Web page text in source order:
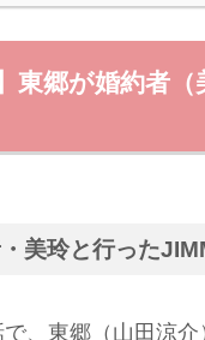
東郷が婚約者
美玲と行った
、東郷（山田涼